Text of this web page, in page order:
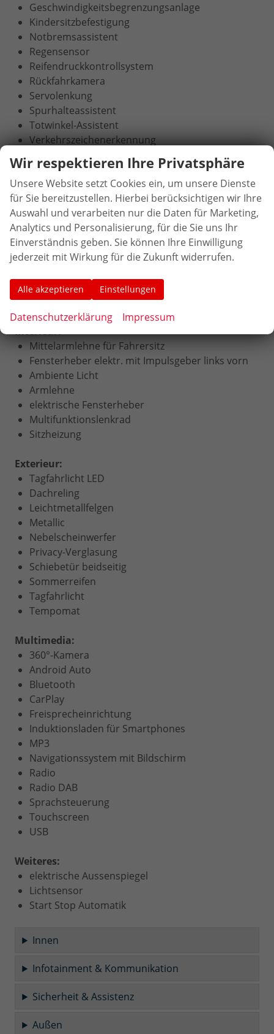
Geschwindigkeitsbegrenzungsanlage
Kindersitzbefestigung
Notbremsassistent
Regensensor
Reifendruckkontrollsystem
Rückfahrkamera
Servolenkung
Spurhalteassistent
Totwinkel-Assistent
Verkehrszeichenerkennung
Komfort:
Fahrer-Informations-System (FIS) mit Farbdisplay
Berganfahrassistent
Bordcomputer
Fernlichtassistent
Front- und Seiten-Airbags
Keyless Entry
Zentralverriegelung
Zentralverriegelung per Fernbedienung
Interieur:
Mittelarmlehne für Fahrersitz
Fensterheber elektr. mit Impulsgeber links vorn
Ambiente Licht
Armlehne
elektrische Fensterheber
Multifunktionslenkrad
Sitzheizung
Exterieur:
Tagfahrlicht LED
Dachreling
Leichtmetallfelgen
Metallic
Nebelscheinwerfer
Privacy-Verglasung
Schiebetür beidseitig
Sommerreifen
Tagfahrlicht
Tempomat
Multimedia:
360°-Kamera
Android Auto
Bluetooth
CarPlay
Freisprecheinrichtung
Induktionsladen für Smartphones
MP3
Navigationssystem mit Bildschirm
Radio
Radio DAB
Sprachsteuerung
Touchscreen
USB
Weiteres:
elektrische Aussenspiegel
Lichtsensor
Start Stop Automatik
Innen
Infotainment & Kommunikation
Sicherheit & Assistenz
Außen
Wir respektieren Ihre Privatsphäre
Unsere Website setzt Cookies ein, um unsere Dienste
für Sie bereitzustellen. Hierbei berücksichtigen wir Ihre
Auswahl und verarbeiten nur die Daten für Marketing,
Analytics und Personalisierung, für die Sie uns Ihr
Einverständnis geben. Sie können Ihre Einwilligung
jederzeit mit Wirkung für die Zukunft widerrufen.
Alle akzeptieren Einstellungen
Datenschutzerklärung Impressum